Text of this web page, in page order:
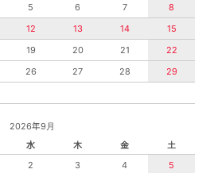
5 6 7
8
12 13 14
15
19 20 21
22
26 27 28
29
2026年9月
水 木 金
土
2 3 4
5